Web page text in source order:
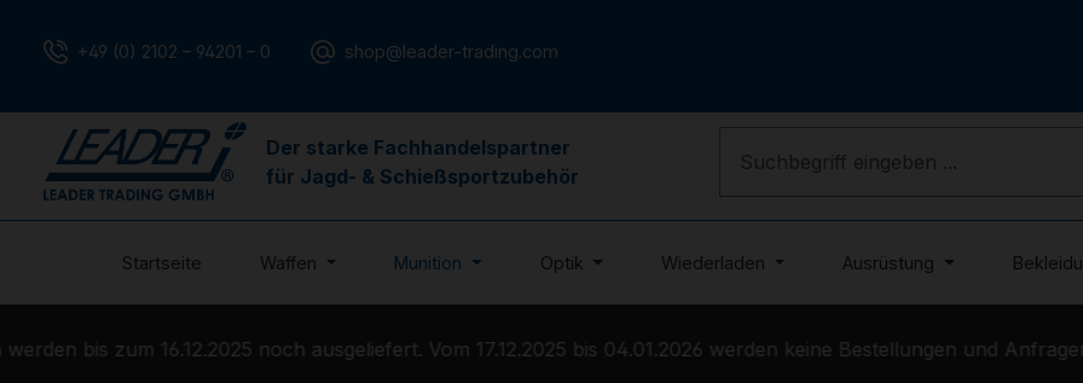
+49 (0) 2102 – 94201 – 0 shop@leader-trading.com
Der starke Fachhandelspartner
für Jagd- & Schießsportzubehör
Startseite Waffen Munition Optik Wiederladen Ausrüstung
bis zum 16.12.2025 noch ausgeliefert. Vom 17.12.2025 bis 04.01.2026 werden keine Bestellungen und